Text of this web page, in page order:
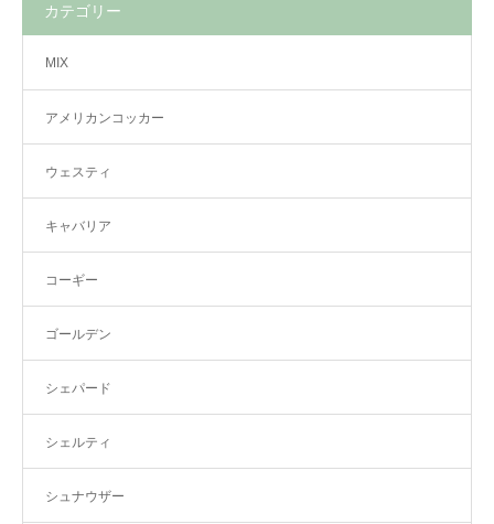
カテゴリー
MIX
アメリカンコッカー
ウェスティ
キャバリア
コーギー
ゴールデン
シェパード
シェルティ
シュナウザー